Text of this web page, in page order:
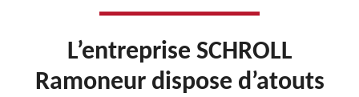
L’entreprise SCHROLL
Ramoneur dispose d’atouts